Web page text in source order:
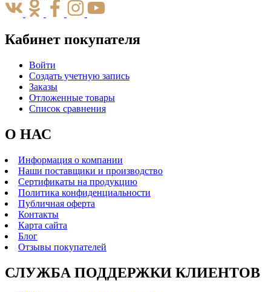
Кабинет покупателя
Войти
Создать учетную запись
Заказы
Отложенные товары
Список сравнения
О НАС
Информация о компании
Наши поставщики и производство
Сертификаты на продукцию
Политика конфиденциальности
Публичная оферта
Контакты
Карта сайта
Блог
Отзывы покупателей
СЛУЖБА ПОДДЕРЖКИ КЛИЕНТОВ